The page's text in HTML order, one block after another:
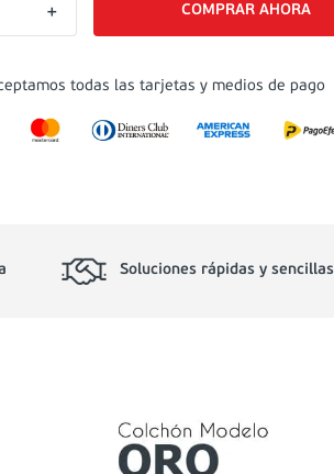
＋
todas las tarjetas y medios de pago
Soluciones rápidas y sencillas